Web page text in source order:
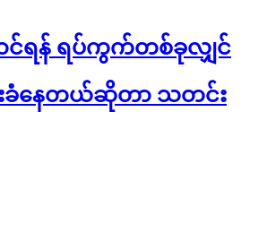
င်ရန် ရပ်ကွက်တစ်ခုလျှင်
ခံနေတယ်ဆိုတာ သတင်း